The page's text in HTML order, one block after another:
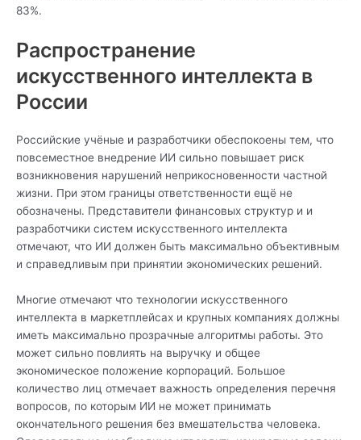
83%.
Распространение
искусственного интеллекта в
России
Российские учёные и разработчики обеспокоены тем, что
повсеместное внедрение ИИ сильно повышает риск
возникновения нарушений неприкосновенности частной
жизни. При этом границы ответственности ещё не
обозначены. Представители финансовых структур и и
разработчики систем искусственного интеллекта
отмечают, что ИИ должен быть максимально объективным
и справедливым при принятии экономических решений.
Многие отмечают что технологии искусственного
интеллекта в маркетплейсах и крупных компаниях должны
иметь максимально прозрачные алгоритмы работы. Это
может сильно повлиять на выручку и общее
экономическое положение корпораций. Большое
количество лиц отмечает важность определения перечня
вопросов, по которым ИИ не может принимать
окончательного решения без вмешательства человека.